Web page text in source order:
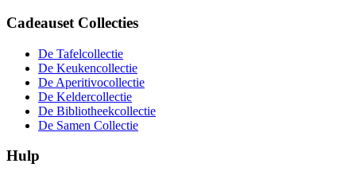
Cadeauset Collecties
De Tafelcollectie
De Keukencollectie
De Aperitivocollectie
De Keldercollectie
De Bibliotheekcollectie
De Samen Collectie
Hulp